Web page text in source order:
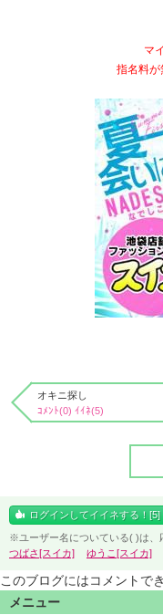
マ
指名料が
オキニ探し
ｺﾒﾝﾄ(0) ｲｲﾈ(5)
ログインしてイイネする！[5]
※ユーザー名についている( )は、
つばさ[スイカ]
ゆうこ[スイカ]
このブログにはコメントで
メニュー